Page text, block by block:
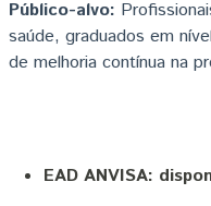
Público-alvo:
saúde, graduados em
de melhoria contínua na
EAD ANVISA: